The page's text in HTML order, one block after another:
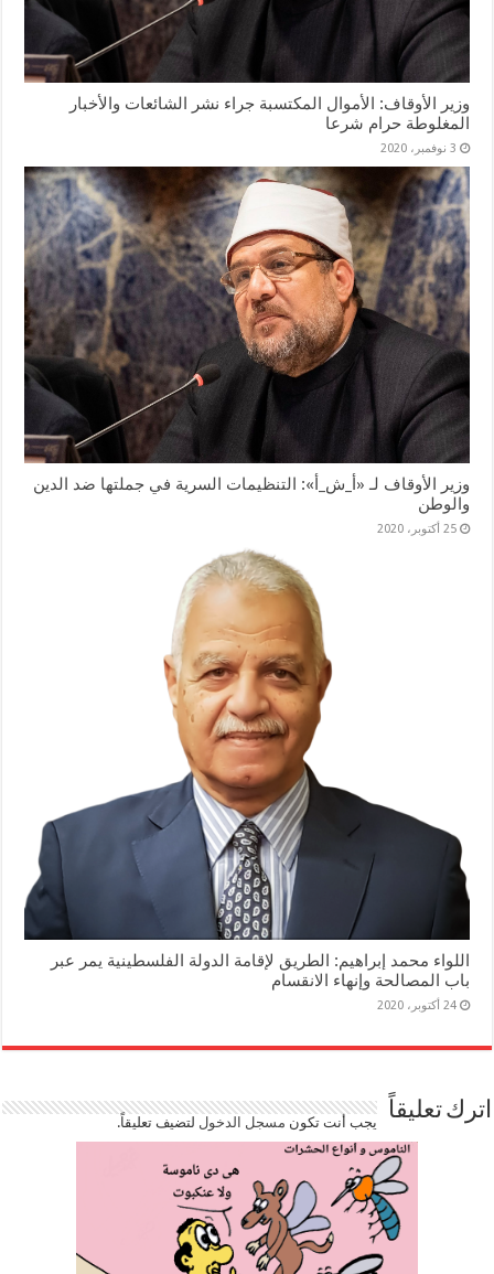
وزير الأوقاف: الأموال المكتسبة جراء نشر الشائعات والأخبار
المغلوطة حرام شرعا
3 نوفمبر، 2020
وزير الأوقاف لـ «أ_ش_أ»: التنظيمات السرية في جملتها ضد الدين
والوطن
25 أكتوبر، 2020
اللواء محمد إبراهيم: الطريق لإقامة الدولة الفلسطينية يمر عبر
باب المصالحة وإنهاء الانقسام
24 أكتوبر، 2020
اترك تعليقاً يجب أنت تكون مسجل الدخوللتضيف تعليقاً.